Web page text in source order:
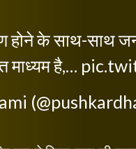
होने के साथ-साथ
माध्यम है,…